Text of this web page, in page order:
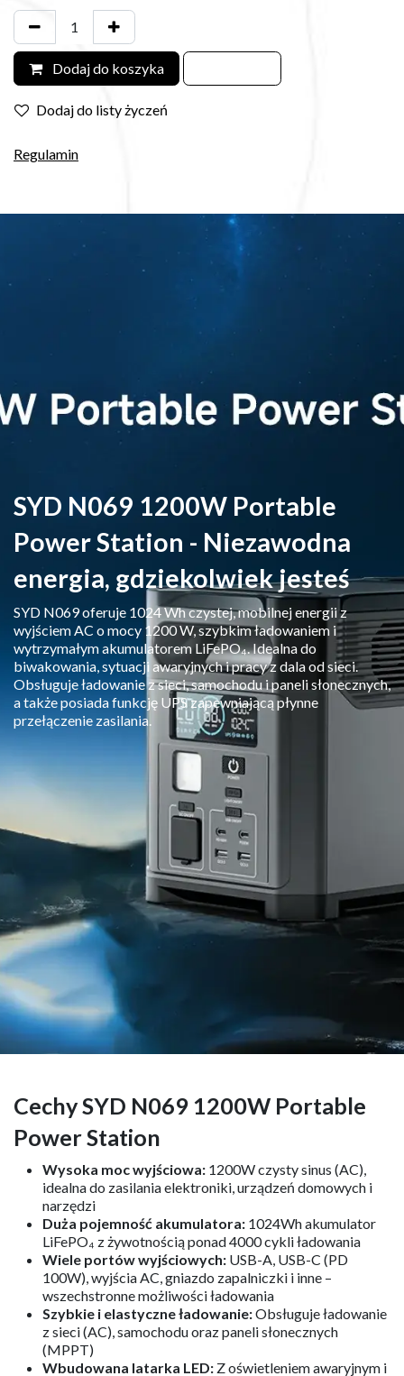
Dodaj do koszyka
Dodaj do listy życzeń
Regulamin
SYD N069 1200W Portable
Power Station - Niezawodna
energia, gdziekolwiek jesteś
SYD N069 oferuje 1024 Wh czystej, mobilnej energii z
wyjściem AC o mocy 1200 W, szybkim ładowaniem i
wytrzymałym akumulatorem LiFePO₄. Idealna do
biwakowania, sytuacji awaryjnych i pracy z dala od sieci.
Obsługuje ładowanie z sieci, samochodu i paneli słonecznych,
a także posiada funkcję UPS zapewniającą płynne
przełączenie zasilania.
Cechy SYD N069 1200W Portable
Power Station
Wysoka moc wyjściowa: 1200W czysty sinus (AC),
idealna do zasilania elektroniki, urządzeń domowych i
narzędzi
Duża pojemność akumulatora: 1024Wh akumulator
LiFePO₄ z żywotnością ponad 4000 cykli ładowania
Wiele portów wyjściowych: USB-A, USB-C (PD
100W), wyjścia AC, gniazdo zapalniczki i inne –
wszechstronne możliwości ładowania
Szybkie i elastyczne ładowanie:Obsługuje ładowanie
z sieci (AC), samochodu oraz paneli słonecznych
(MPPT)
Wbudowana latarka LED: Z oświetleniem awaryjnym i